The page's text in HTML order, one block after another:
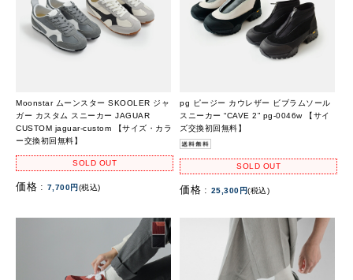
Moonstar ムーンスター SKOOLER ジャ
ガー カスタム スニーカー JAGUAR
CUSTOM jaguar-custom 【サイズ・カラ
ー交換初回無料】
SOLD OUT
価格 : 7,700円(税込)
pg ピージー カウレザー ビブラムソール
スニーカー “CAVE 2” pg-0046w 【サイ
ズ交換初回無料】
SOLD OUT
価格 : 25,300円(税込)